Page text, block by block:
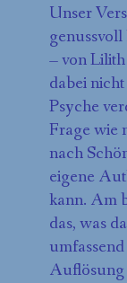
Unser
– von
dabei
Psyche
Frage wie
nach
eigene
kann. Am
das, was